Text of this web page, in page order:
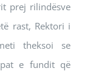
prej rilindësve
rast, Rektori i
theksoi se
e fundit që